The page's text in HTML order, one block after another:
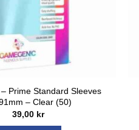
Prime Standard Sleeves
– Clear (50)
39,00 kr